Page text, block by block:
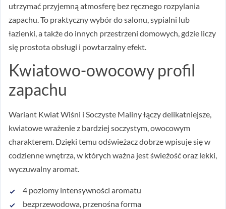
utrzymać przyjemną atmosferę bez ręcznego rozpylania
zapachu. To praktyczny wybór do salonu, sypialni lub
łazienki, a także do innych przestrzeni domowych, gdzie liczy
się prostota obsługi i powtarzalny efekt.
Kwiatowo-owocowy profil
zapachu
Wariant Kwiat Wiśni i Soczyste Maliny łączy delikatniejsze,
kwiatowe wrażenie z bardziej soczystym, owocowym
charakterem. Dzięki temu odświeżacz dobrze wpisuje się w
codzienne wnętrza, w których ważna jest świeżość oraz lekki,
wyczuwalny aromat.
4 poziomy intensywności aromatu
bezprzewodowa, przenośna forma